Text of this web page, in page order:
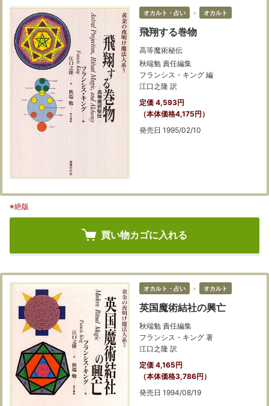
オカルト・占い ＞ オカルト
飛翔する巻物
高等魔術秘伝
秋端勉 責任編集
フランシス・キング 編
江口之隆 訳
定価 4,593円
（本体価格4,175円）
発売日 1995/02/10
※絶版
買い物カゴに入れる
オカルト・占い ＞ オカルト
英国魔術結社の興亡
秋端勉 責任編集
フランシス・キング 著
江口之隆 訳
定価 4,165円
（本体価格3,786円）
発売日 1994/08/19